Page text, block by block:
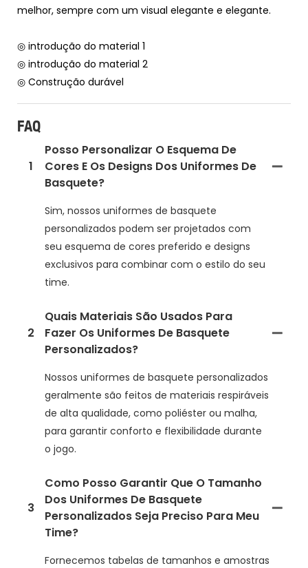
melhor, sempre com um visual elegante e elegante.
◎ introdução do material 1
◎ introdução do material 2
◎ Construção durável
FAQ
1
Posso Personalizar O Esquema De
Cores E Os Designs Dos Uniformes De
Basquete?
Sim, nossos uniformes de basquete
personalizados podem ser projetados com
seu esquema de cores preferido e designs
exclusivos para combinar com o estilo do seu
time.
2
Quais Materiais São Usados Para
Fazer Os Uniformes De Basquete
Personalizados?
Nossos uniformes de basquete personalizados
geralmente são feitos de materiais respiráveis
de alta qualidade, como poliéster ou malha,
para garantir conforto e flexibilidade durante
o jogo.
3
Como Posso Garantir Que O Tamanho
Dos Uniformes De Basquete
Personalizados Seja Preciso Para Meu
Time?
Fornecemos tabelas de tamanhos e amostras